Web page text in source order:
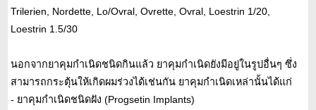
Trilerien, Nordette, Lo/Ovral, Ovrette, Ovral, Loestrin 1/20,
Loestrin 1.5/30
นอกจากยาคุมกำเนิดชนิดกินแล้ว ยาคุมกำเนิดยังมีอยู่ในรูปอื่นๆ ซึ่ง
สามารถกระตุ้นให้เกิดผมร่วงได้เช่นกัน ยาคุมกำเนิดเหล่านั้นได้แก่
- ยาคุมกำเนิดชนิดฝัง (Progsetin Implants)